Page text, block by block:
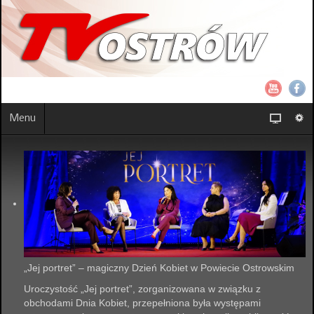
Menu
„Jej portret” – magiczny Dzień Kobiet w Powiecie Ostrowskim
Uroczystość „Jej portret”, zorganizowana w związku z
obchodami Dnia Kobiet, przepełniona była występami